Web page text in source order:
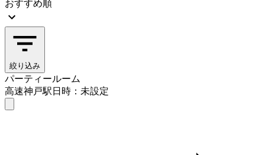
おすすめ順
絞り込み
パーティールーム
高速神戸駅日時：未設定